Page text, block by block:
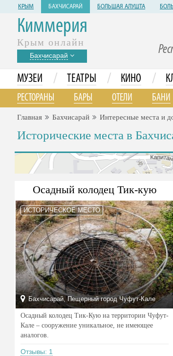
КРЫМ БАХЧИСАРАЙ БОЛЬШАЯ АЛУШТА
Киммерия
Крым онлайн
Бахчисарай
МУЗЕИ / ТЕАТРЫ / КИНО /
РЕСТОРАНЫ БАРЫ ОТЕЛИ БАНИ
Главная Бахчисарай Интересные места и
Исторические места в
Осадный колодец Тик-кую
ИСТОРИЧЕСКОЕ МЕСТО
Бахчисарай, Пещерный город Чуфут-Кале
Осадный колодец Тик-Кую на территории Чуфут-
Кале – сооружение уникальное, не имеющее
аналогов.
Отзывы: 1